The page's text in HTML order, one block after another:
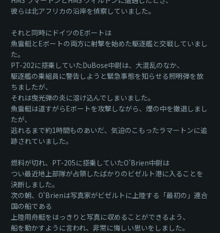
彼らは北アフリカの沿岸を偵察していました。
それと同時にドイツのEボートは
魚雷艇とEボートの両方に射撃を始めた駆逐艦と交戦していまし
た。
PT-202に搭乗していたDuBose中尉は、大混乱のなか、
駆逐艦の乗組員に警告しようと緊急事態を知らせる照明弾を放
ちましたが、
それは曳光弾の炎に溶け込んでしまいました。
魚雷艇は道すがらEボートを攻撃しながら、煙の中を撤退しまし
たが、
逃れるまで約1時間ものあいだ、気迫のこもったラマートンに追
跡されていました。
燃料が切れ、PT-205に搭乗していたO'Brien中尉は
つい最近地上部隊が占領したばかりのビゼルト港に入ることを
決断しました。
次の朝、O'Brienは写真家がビゼルトに上陸する「最初の」連合
国の船である
上陸用舟艇をはっきりと写真に収めることができるよう、
船を動かすように言われ、非常に悔しい思いをしました。